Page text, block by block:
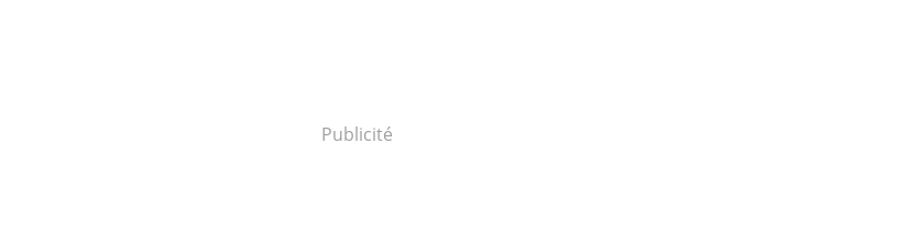
Publicité